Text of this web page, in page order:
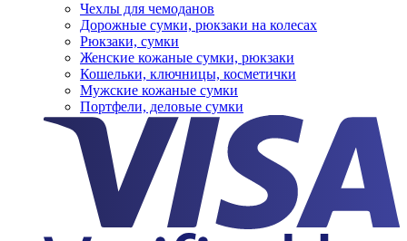
Чехлы для чемоданов
Дорожные сумки, рюкзаки на колесах
Рюкзаки, сумки
Женские кожаные сумки, рюкзаки
Кошельки, ключницы, косметички
Мужские кожаные сумки
Портфели, деловые сумки